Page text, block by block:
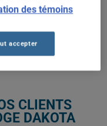
de comparer les
VOTRE DODGE DAKOTA
CLIENTS
DAKOTA
des témoins
accepter